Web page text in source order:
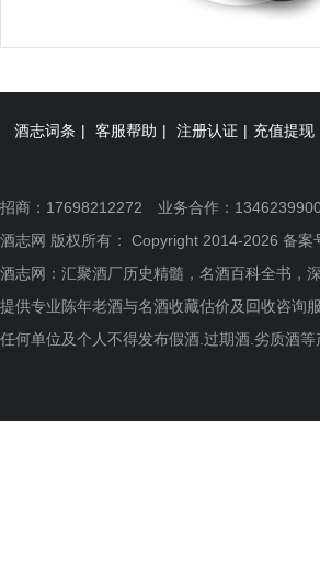
酒志词条 | 客服帮助 | 注册认证 | 充值提现
招商：17698212272 业务合作：
酒志网 版权所有： Copyright 2014-2026 备案
酒志网：汇聚酒厂历史精髓，名酒百科全书，
提供专业陈年老酒与名酒收藏估价及回收咨询
任何单位及个人不得发布假酒.过期酒.劣质酒等